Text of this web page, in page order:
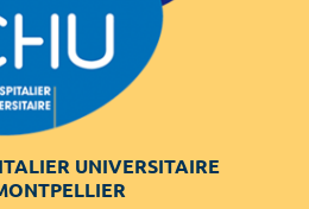
UNIVERSITAIRE